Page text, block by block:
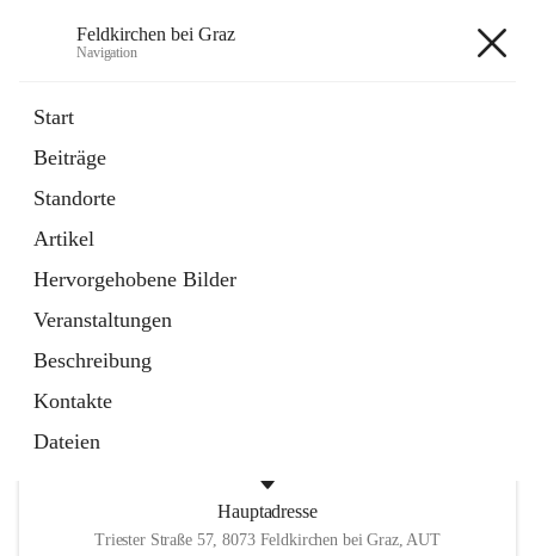
Feldkirchen bei Graz
Navigation
Start
Beiträge
Standorte
Artikel
Hervorgehobene Bilder
Veranstaltungen
Beschreibung
Kontakte
Dateien
Externe Webseite
in
Tab
Abfallwirtschaft
Externe Webseite
öffnet
in
neuem
Tab
Hauptadresse
Triester Straße 57, 8073 Feldkirchen bei Graz, AUT